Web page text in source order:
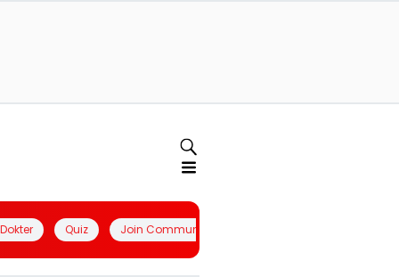
Quiz Join Community